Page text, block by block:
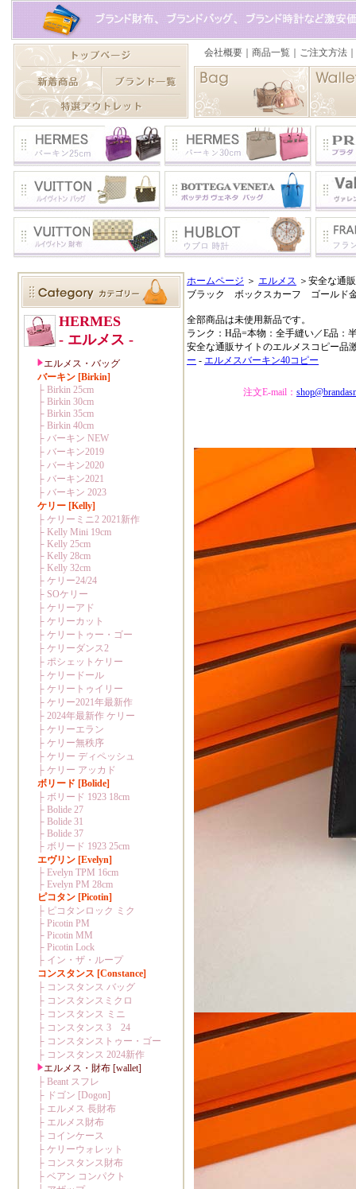
ホームページ ＞ エルメス ＞安全な通
ブラック ボックスカーフ ゴールド
全部商品は未使用新品です。
ランク：H品=本物：全手縫い／E品：
安全な通販サイトのエルメスコピー品
ー - エルメスバーキン40コピー
注文E-mail：